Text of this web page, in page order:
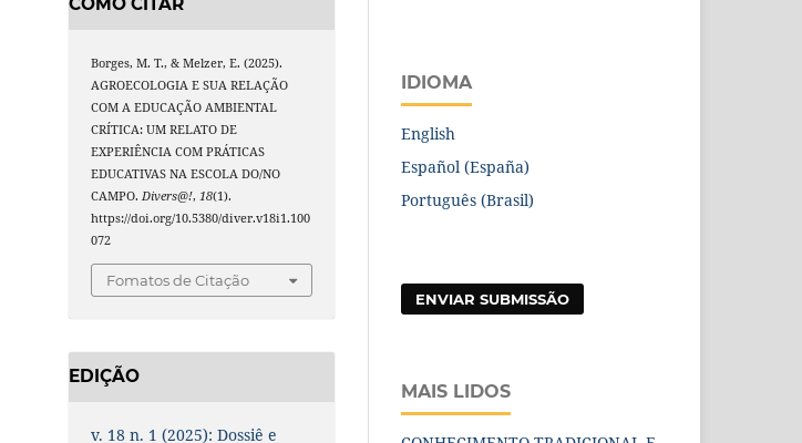
COMO CITAR
Borges, M. T., & Melzer, E. (2025).
AGROECOLOGIA E SUA RELAÇÃO
COM A EDUCAÇÃO AMBIENTAL
CRÍTICA: UM RELATO DE
EXPERIÊNCIA COM PRÁTICAS
EDUCATIVAS NA ESCOLA DO/NO
CAMPO.Divers@!,18(1).
https://doi.org/10.5380/diver.v18i1.100
072
Fomatos de Citação
EDIÇÃO
v. 18 n. 1 (2025): Dossiê e
IDIOMA
English
Español (España)
Português (Brasil)
ENVIAR SUBMISSÃO
MAIS LIDOS